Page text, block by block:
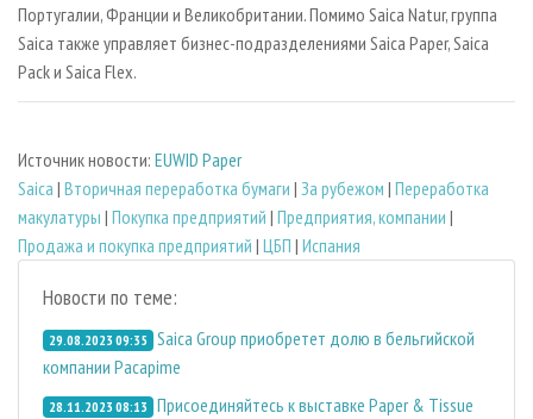
Португалии, Франции и Великобритании. Помимо Saica Natur, группа
Saica также управляет бизнес-подразделениями Saica Paper, Saica
Pack и Saica Flex.
Источник новости: EUWID Paper
Saica | Вторичная переработка бумаги | За рубежом | Переработка
макулатуры | Покупка предприятий | Предприятия, компании |
Продажа и покупка предприятий | ЦБП | Испания
Новости по теме:
29.08.2023 09:35 Saica Group приобретет долю в бельгийской
компании Pacapime
28.11.2023 08:13 Присоединяйтесь к выставке Paper & Tissue